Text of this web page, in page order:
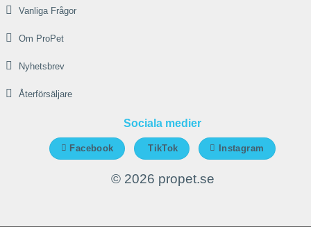
Vanliga Frågor
Om ProPet
Nyhetsbrev
Återförsäljare
Sociala medier
Facebook TikTok Instagram
© 2026 propet.se